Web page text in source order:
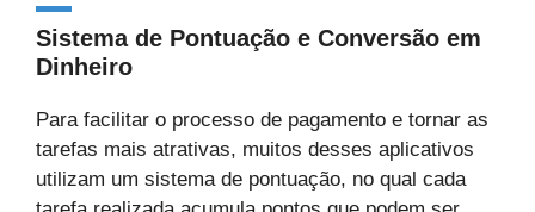
Sistema de Pontuação e Conversão em
Dinheiro
Para facilitar o processo de pagamento e tornar as
tarefas mais atrativas, muitos desses aplicativos
utilizam um sistema de pontuação, no qual cada